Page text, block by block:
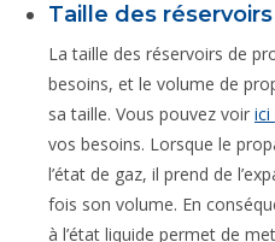
Taille des
La taille des réservoirs de
besoins, et le volume de
sa taille. Vous pouvez voir ici
vos besoins. Lorsque le
l’état de gaz, il prend de
fois son volume. En
à l’état liquide permet de